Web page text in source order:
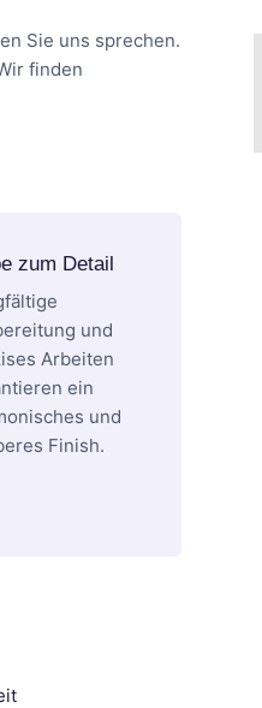
Sie uns sprechen.
finden
zum Detail
und
Arbeiten
ein
und
Finish.